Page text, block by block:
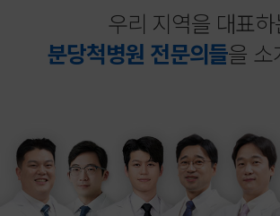
우리 지역을 대표
분당척병원 전문의들을 소